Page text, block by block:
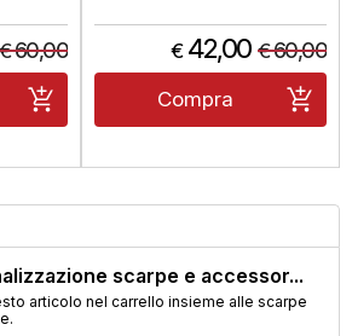
€60,00 € 42,00 €60,00
Compra
scarpe e accessor...
articolo nel carrello insieme alle scarpe